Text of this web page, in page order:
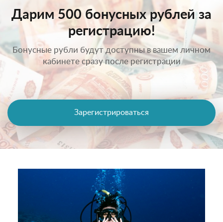
Дарим 500 бонусных рублей за
регистрацию!
Бонусные рубли будут доступны в вашем личном
кабинете сразу после регистрации
Зарегистрироваться